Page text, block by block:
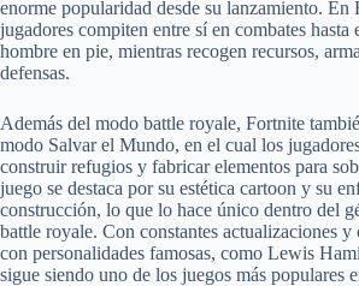
enorme popularidad desde su lanzamiento. En
jugadores compiten entre sí en combates hasta
hombre en pie, mientras recogen recursos,
defensas.
Además del modo battle royale, Fortnite
modo Salvar el Mundo, en el cual los
construir refugios y fabricar elementos para
juego se destaca por su estética cartoon y su
construcción, lo que lo hace único dentro del
battle royale. Con constantes actualizaciones y
con personalidades famosas, como Lewis
sigue siendo uno de los juegos más populares